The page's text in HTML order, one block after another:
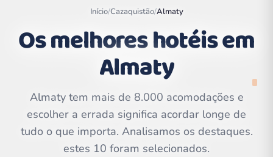
Leaflet |©
OpenStreetMap
contributors | ©
Início/Cazaquistão/Almaty
Os melhores hotéis em
Almaty
Almaty tem mais de 8.000 acomodações e
escolher a errada significa acordar longe de
tudo o que importa. Analisamos os destaques.
estes 10 foram selecionados.